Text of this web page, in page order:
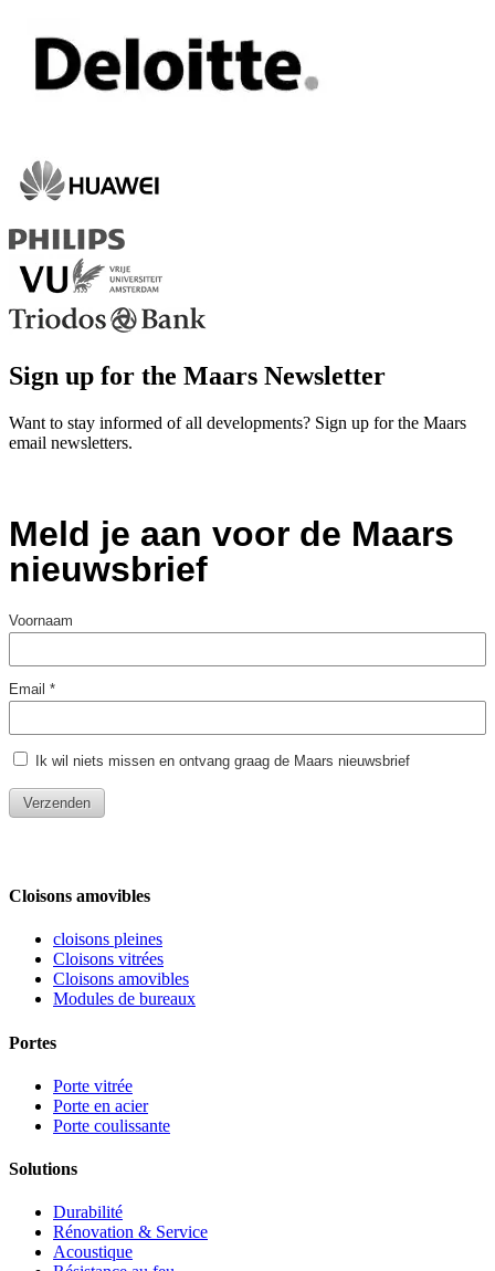
Sign up for the Maars Newsletter
Want to stay informed of all developments? Sign up for the Maars
email newsletters.
Cloisons amovibles
cloisons pleines
Cloisons vitrées
Cloisons amovibles
Modules de bureaux
Portes
Porte vitrée
Porte en acier
Porte coulissante
Solutions
Durabilité
Rénovation & Service
Acoustique